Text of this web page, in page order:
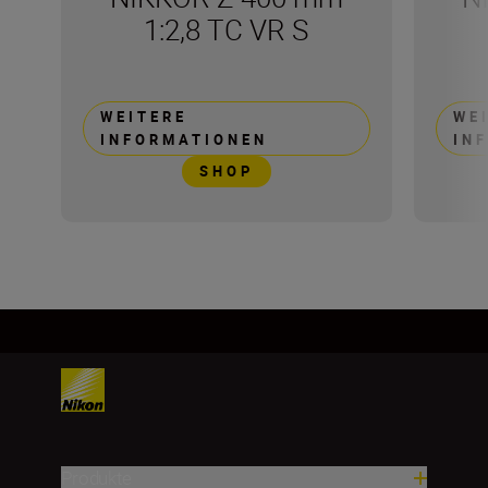
1:2,8 TC VR S
WEITERE
INFORMATIONEN
SHOP